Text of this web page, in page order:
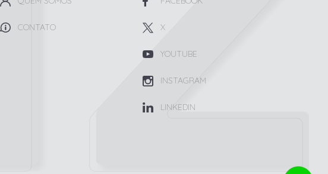
CONTATO X
YOUTUBE
INSTAGRAM
LINKEDIN